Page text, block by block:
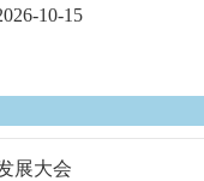
10-15
展大会